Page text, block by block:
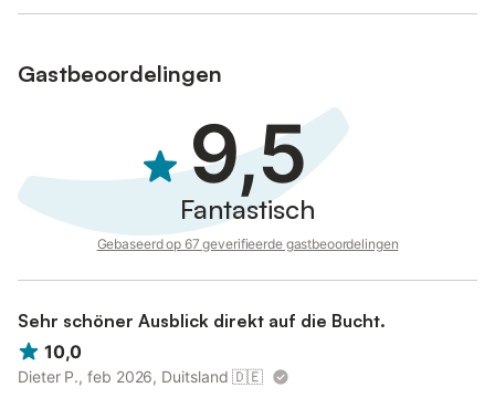
Gastbeoordelingen
9,5
Fantastisch
Gebaseerd op 67 geverifieerde gastbeoordelingen
Sehr schöner Ausblick direkt auf die Bucht.
10,0
Dieter P., feb 2026, Duitsland 🇩🇪